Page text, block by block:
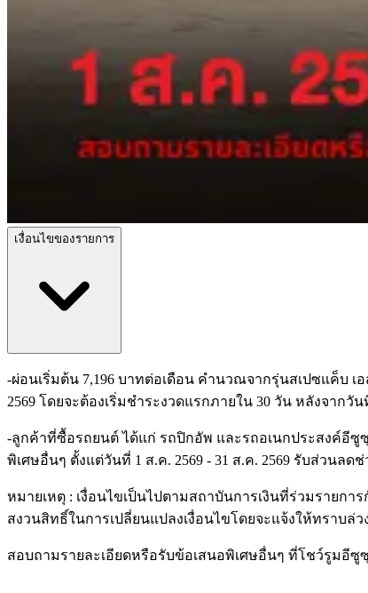
เงื่อนไขของรายการ
-ผ่อนเริ่มต้น 7,196 บาทต่อเดือน คำนวณจากรุ่นสเปซแค็บ เ
2569 โดยจะต้องเริ่มชำระงวดแรกภายใน 30 วัน หลังจา
-ลูกค้าที่ซื้อรถยนต์ ได้แก่ รถปิกอัพ และรถอเนกประสงค์อี
พิเศษอื่นๆ ตั้งแต่วันที่ 1 ส.ค. 2569 - 31 ส.ค. 2569 รับส่วนลด
หมายเหตุ : เงื่อนไขเป็นไปตามสถาบันการเงินที่ร่วมรายก
สงวนสิทธิ์ในการเปลี่ยนแปลงเงื่อนไขโดยจะแจ้งให้ทราบล่
สอบถามรายละเอียดหรือรับข้อเสนอพิเศษอื่นๆ ที่โชว์รูมอีซู